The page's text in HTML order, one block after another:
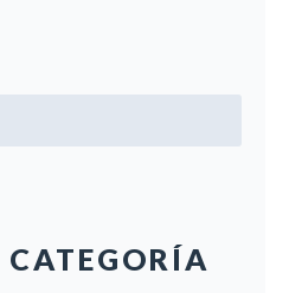
CATEGORÍA